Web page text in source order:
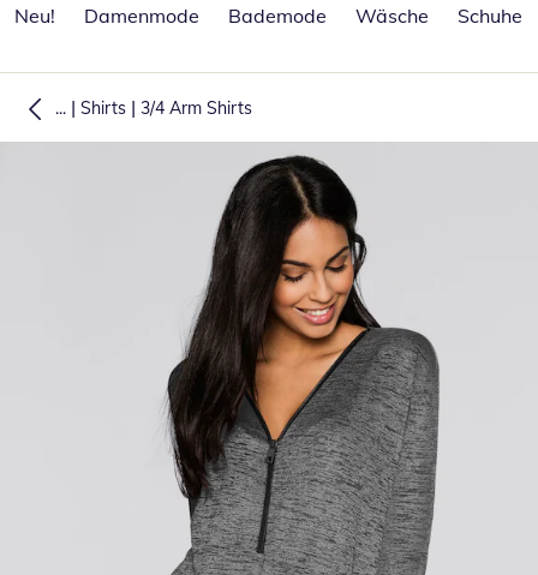
Neu!
Damenmode Bademode Wäsche Schuhe
... | Shirts | 3/4 Arm Shirts